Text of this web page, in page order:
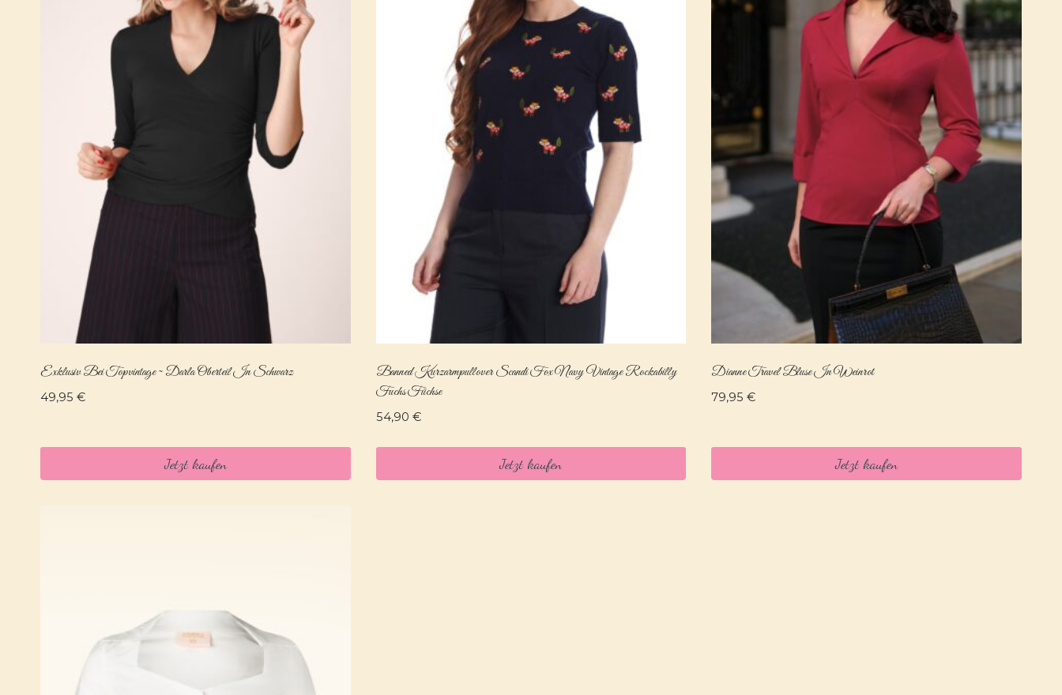
Exklusiv Bei Topvintage ~ Darla Oberteil In Schwarz
49,95 €
Jetzt kaufen
Banned Kurzarmpullover Scandi Fox Navy Vintage Rockabilly
Fuchs Füchse
54,90 €
Jetzt kaufen
Dianne Travel Bluse In Weinrot
79,95€
Jetzt kaufen